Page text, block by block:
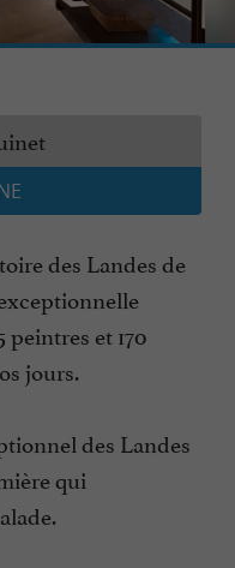
des Landes de
et 170
jours.
des Landes
qui